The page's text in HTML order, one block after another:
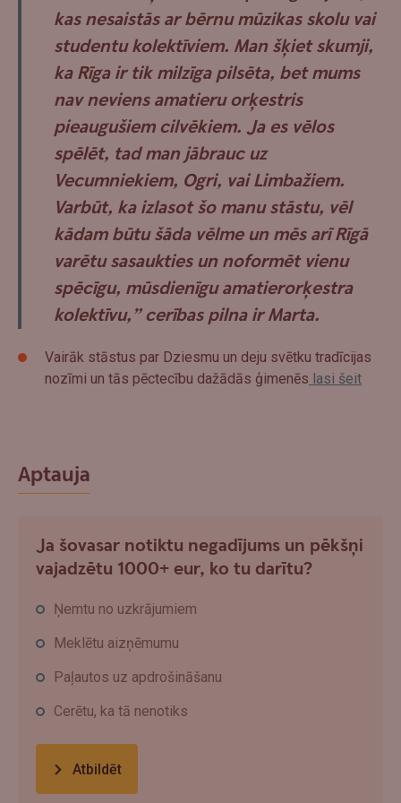
kas nesaistās ar bērnu mūzikas skolu vai
studentu kolektīviem. Man šķiet skumji,
ka Rīga ir tik milzīga pilsēta, bet mums
nav neviens amatieru orķestris
pieaugušiem cilvēkiem. Ja es vēlos
spēlēt, tad man jābrauc uz
Vecumniekiem, Ogri, vai Limbažiem.
Varbūt, ka izlasot šo manu stāstu, vēl
kādam būtu šāda vēlme un mēs arī Rīgā
varētu sasaukties un noformēt vienu
spēcīgu, mūsdienīgu amatierorķestra
kolektīvu,” cerības pilna ir Marta.
Vairāk stāstus par Dziesmu un deju svētku tradīcijas
nozīmi un tās pēctecību dažādās ģimenēs lasi šeit
Aptauja
Ja šovasar notiktu negadījums un pēkšņi
vajadzētu 1000+ eur, ko tu darītu?
Ņemtu no uzkrājumiem
Meklētu aizņēmumu
Paļautos uz apdrošināšanu
Cerētu, ka tā nenotiks
Atbildēt